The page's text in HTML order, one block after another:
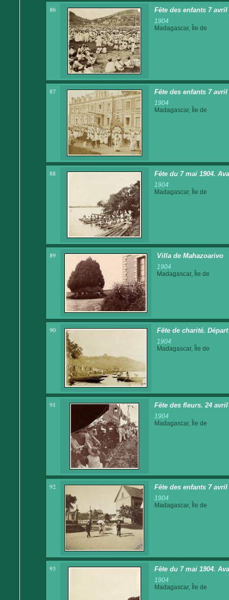
86 Fête des enfants 7
1904
Madagascar, Île de
87 Fête des enfants 7
1904
Madagascar, Île de
88 Fête du 7 mai 1904.
1904
Madagascar, Île de
89 Villa de Mahazoarivo
1904
Madagascar, Île de
90 Fête de charité.
1904
Madagascar, Île de
91 Fête des fleurs. 24 avril
1904
Madagascar, Île de
92 Fête des enfants 7 avril
1904
Madagascar, Île de
93 Fête du 7 mai 1904.
1904
Madagascar, Île de